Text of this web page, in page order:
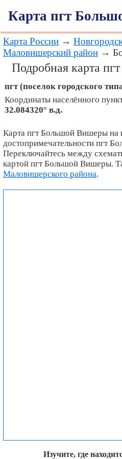
Карта пгт
Карта России →
Маловишерский район →
Подробная карта
пгт (поселок городского
Координаты населённого
32.084320° в.д.
Карта пгт Большой Вишеры на
достопримечательности пгт
Переключайтесь между
картой пгт Большой Вишеры.
Маловишерского района.
Изучите, где